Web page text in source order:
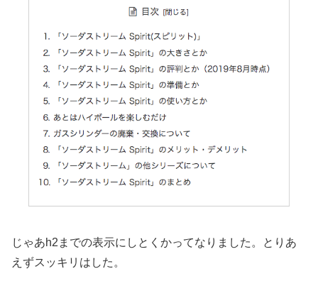
じゃあh2までの表示にしとくかってなりました。とりあ
えずスッキリはした。